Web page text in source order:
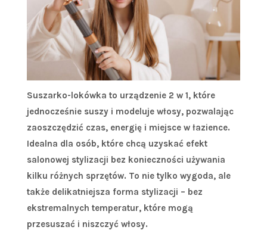
Suszarko-lokówka to urządzenie 2 w 1, które
jednocześnie suszy i modeluje włosy, pozwalając
zaoszczędzić czas, energię i miejsce w łazience.
Idealna dla osób, które chcą uzyskać efekt
salonowej stylizacji bez konieczności używania
kilku różnych sprzętów. To nie tylko wygoda, ale
także delikatniejsza forma stylizacji – bez
ekstremalnych temperatur, które mogą
przesuszać i niszczyć włosy.